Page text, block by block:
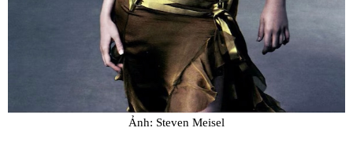
Ảnh: Steven Meisel